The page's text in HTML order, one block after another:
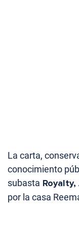
La carta,
conocimiento
subasta
por la casa